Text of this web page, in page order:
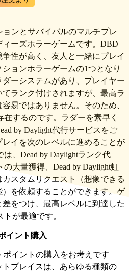
持されていることを保証してい
スターはすべて有能なプレーヤ
案しています。
ずれかを選択し、ブースターと
ョンとサバイバルのマルチプレ
ーズホラーゲームです。DBD
性が高く、友人と一緒にプレイ
ョンホラーゲームの1つとなり
ーシステムがあり、プレイヤー
ランク付けされますが、最高ラ
易ではありません。そのため、
するのです。ラダーを素早く
by Daylight代行サービスをご
イを次のレベルに進めることが
、Dead by Daylightランク代
大量獲得、Dead by Daylight虹
スタムリクエスト（想像できる
を依頼することができます。ゲ
をつけ、最高レベルに到達した
が最適です。
イント購入
ポイントの購入をお考えです
プレイスは、あらゆる種類の